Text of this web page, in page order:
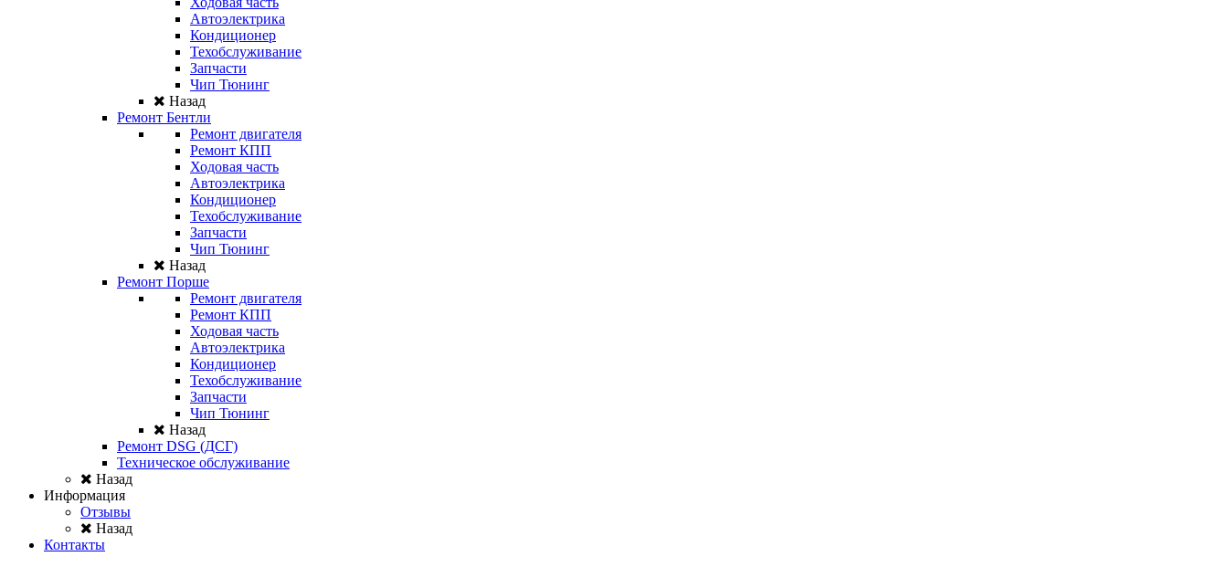
Автоэлектрика
Кондиционер
Техобслуживание
Запчасти
Чип Тюнинг
Назад
Ремонт Бентли
Ремонт двигателя
Ремонт КПП
Ходовая часть
Автоэлектрика
Кондиционер
Техобслуживание
Запчасти
Чип Тюнинг
Назад
Ремонт Порше
Ремонт двигателя
Ремонт КПП
Ходовая часть
Автоэлектрика
Кондиционер
Техобслуживание
Запчасти
Чип Тюнинг
Назад
Ремонт DSG (ДСГ)
Техническое обслуживание
Назад
Информация
Отзывы
Назад
Контакты